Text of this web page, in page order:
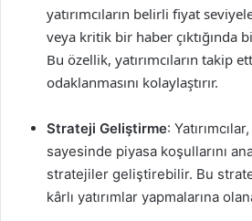
yatırımcıların belirli fiyat
veya kritik bir haber çıktığında
Bu özellik, yatırımcıların takip
odaklanmasını kolaylaştırır.
Strateji Geliştirme:
sayesinde piyasa koşullarını
stratejiler geliştirebilir. Bu
kârlı yatırımlar yapmalarına